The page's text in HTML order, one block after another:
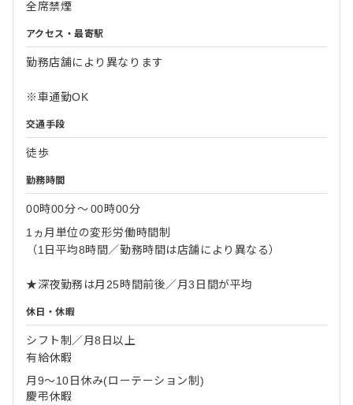
全席禁煙
アクセス・最寄駅
勤務店舗により異なります
※車通勤OK
交通手段
徒歩
勤務時間
00時00分〜00時00分
1ヵ月単位の変形労働時間制
（1日平均8時間／勤務時間は店舗により異なる）
★深夜勤務は月25時間前後／月3日間が平均
休日・休暇
シフト制／月8日以上
有給休暇
月9～10日休み(ローテーション制)
慶弔休暇